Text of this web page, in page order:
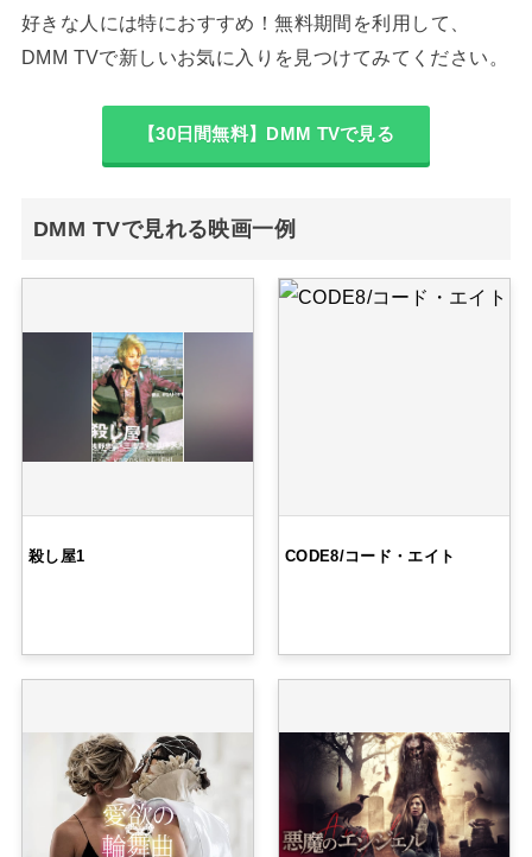
好きな人には特におすすめ！無料期間を利用して、
DMM TVで新しいお気に入りを見つけてみてください。
【30日間無料】DMM TVで見る
DMM TVで見れる映画一例
殺し屋1 CODE8/コード・エイト